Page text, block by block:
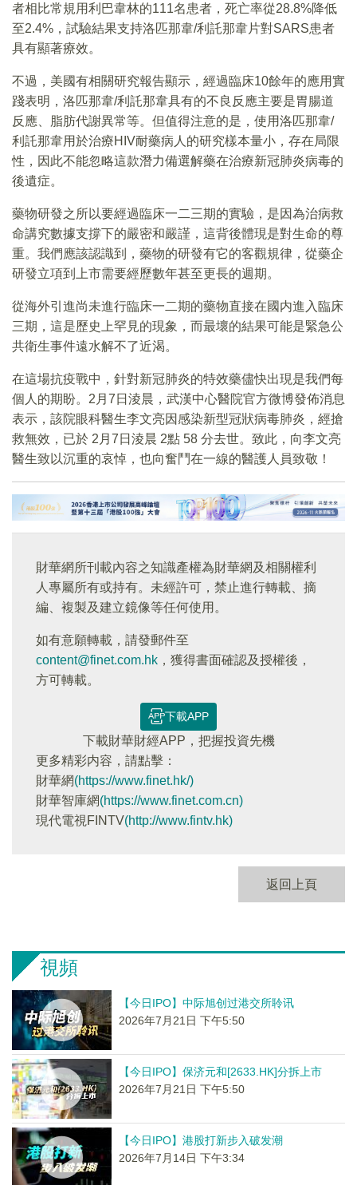
者相比常規用利巴韋林的111名患者，死亡率從28.8%降低
至2.4%，試驗結果支持洛匹那韋/利託那韋片對SARS患者
具有顯著療效。
不過，美國有相關研究報告顯示，經過臨床10餘年的應用實
踐表明，洛匹那韋/利託那韋具有的不良反應主要是胃腸道
反應、脂肪代謝異常等。但值得注意的是，使用洛匹那韋/
利託那韋用於治療HIV耐藥病人的研究樣本量小，存在局限
性，因此不能忽略這款潛力備選解藥在治療新冠肺炎病毒的
後遺症。
藥物研發之所以要經過臨床一二三期的實驗，是因為治病救
命講究數據支撐下的嚴密和嚴謹，這背後體現是對生命的尊
重。我們應該認識到，藥物的研發有它的客觀規律，從藥企
研發立項到上市需要經歷數年甚至更長的週期。
從海外引進尚未進行臨床一二期的藥物直接在國内進入臨床
三期，這是歷史上罕見的現象，而最壞的結果可能是緊急公
共衛生事件遠水解不了近渴。
在這場抗疫戰中，針對新冠肺炎的特效藥儘快出現是我們每
個人的期盼。2月7日淩晨，武漢中心醫院官方微博發佈消息
表示，該院眼科醫生李文亮因感染新型冠狀病毒肺炎，經搶
救無效，已於 2月7日淩晨 2點 58 分去世。致此，向李文亮
醫生致以沉重的哀悼，也向奮鬥在一線的醫護人員致敬！
財華網所刊載內容之知識產權為財華網及相關權利
人專屬所有或持有。未經許可，禁止進行轉載、摘
編、複製及建立鏡像等任何使用。
如有意願轉載，請發郵件至
content@finet.com.hk ，獲得書面確認及授權後，
方可轉載。
下載APP
下載財華財經APP，把握投資先機
更多精彩内容，請點擊：
財華網(https://www.finet.hk/)
財華智庫網(https://www.finet.com.cn)
現代電視FINTV(http://www.fintv.hk)
返回上頁
視頻
【今日IPO】中际旭创过港交所聆讯
2026年7月21日 下午5:50
【今日IPO】保济元和[2633.HK]分拆上市
2026年7月21日 下午5:50
【今日IPO】港股打新步入破发潮
2026年7月14日 下午3:34